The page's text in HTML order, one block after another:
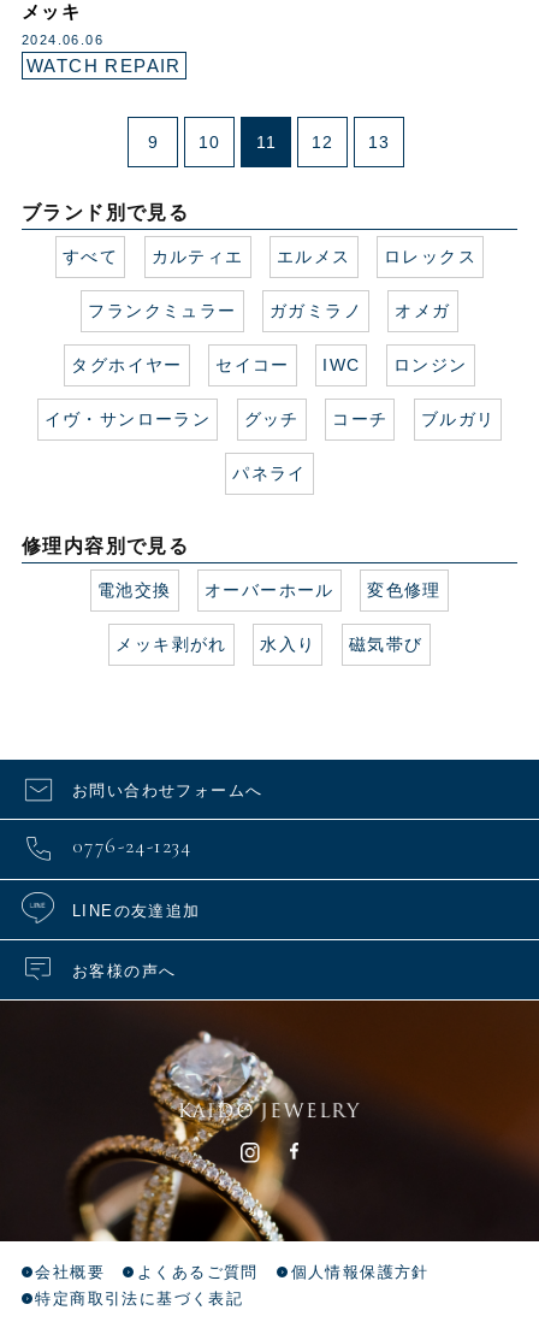
メッキ
2024.06.06
WATCH REPAIR
9 10 11 12 13
ブランド別で見る
すべて カルティエ エルメス ロレックス
フランクミュラー ガガミラノ オメガ
タグホイヤー セイコー IWC ロンジン
イヴ・サンローラン グッチ コーチ ブルガリ
パネライ
修理内容別で見る
電池交換 オーバーホール 変色修理
メッキ剥がれ 水入り 磁気帯び
お問い合わせフォームへ
0776-24-1234
LINEの友達追加
お客様の声へ
会社概要 よくあるご質問
個人情報保護方針
特定商取引法に基づく表記